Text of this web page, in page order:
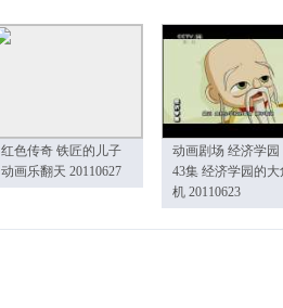
红色传奇 铁匠的儿子
动画乐翻天 20110627
动画剧场 经济学园
43集 经济学园的大
机 20110623